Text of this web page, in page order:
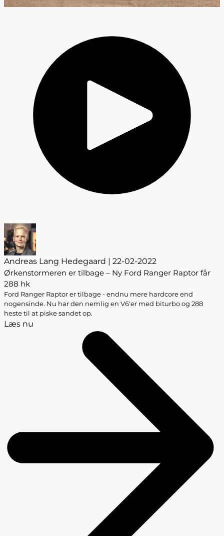
Andreas Lang Hedegaard | 22-02-2022
Ørkenstormeren er tilbage – Ny Ford Ranger Raptor får
288 hk
Ford Ranger Raptor er tilbage - endnu mere hardcore end
nogensinde. Nu har den nemlig en V6'er med biturbo og 288
heste til at piske sandet op.
Læs nu